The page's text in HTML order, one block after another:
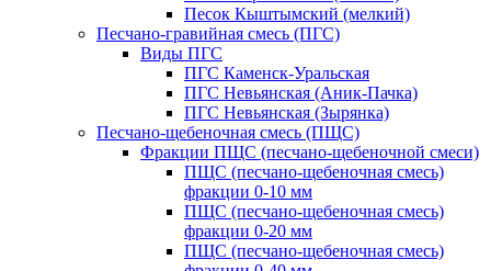
Песок Кыштымский (мелкий)
Песчано-гравийная смесь (ПГС)
Виды ПГС
ПГС Каменск-Уральская
ПГС Невьянская (Аник-Пачка)
ПГС Невьянская (Зырянка)
Песчано-щебеночная смесь (ПЩС)
Фракции ПЩС (песчано-щебеночной смеси)
ПЩС (песчано-щебеночная смесь)
фракции 0-10 мм
ПЩС (песчано-щебеночная смесь)
фракции 0-20 мм
ПЩС (песчано-щебеночная смесь)